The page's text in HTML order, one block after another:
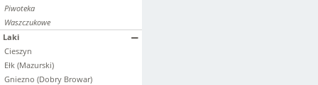
Piwoteka
Waszczukowe
Laki
Cieszyn
Ełk (Mazurski)
Gniezno (Dobry Browar)